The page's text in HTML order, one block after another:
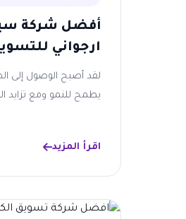
أفضل شركة
ارجواني
لقد أصبح الوصول إلى
يطمح للنمو ومع
اقرأ المزيد